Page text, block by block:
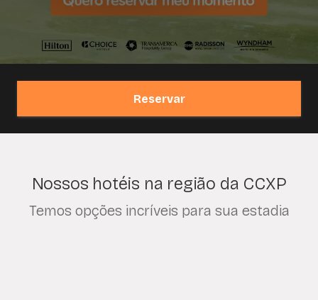
Reservar
Nossos hotéis na região da CCXP
Temos opções incríveis para sua estadia